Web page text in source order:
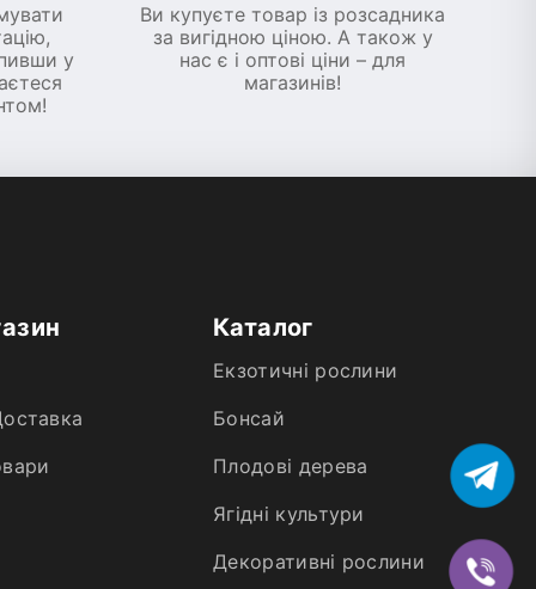
у
Ви купуєте товар із розсадника
за вигідною ціною. А також у
нас є і оптові ціни – для
магазинів!
Каталог
Екзотичні рослини
Бонсай
Плодові дерева
Ягідні культури
Декоративні рослини